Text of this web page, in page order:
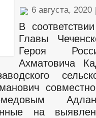
6 августа, 2020
В
Главы
Героя
Ахматовича
на